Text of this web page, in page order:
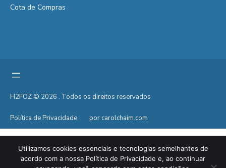
Cota de Compras
H2FOZ © 2026 . Todos os direitos reservados
Política de Privacidade por carolchaim.com
Utilizamos cookies essenciais e tecnologias semelhantes de
acordo com a nossa Política de Privacidade e, ao continuar